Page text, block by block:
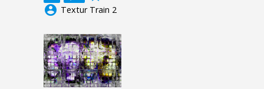
account_circle Textur Train 2